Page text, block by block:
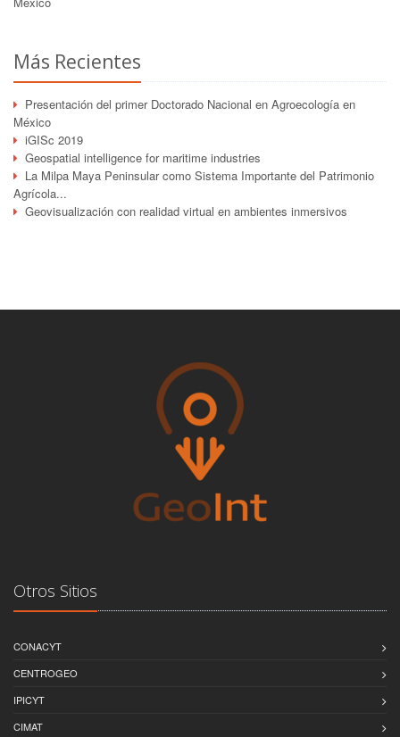
Más Recientes
Presentación del primer Doctorado Nacional en Agroecología en
México
iGISc 2019
Geospatial intelligence for maritime industries
La Milpa Maya Peninsular como Sistema Importante del Patrimonio
Agrícola...
Geovisualización con realidad virtual en ambientes inmersivos
Otros Sitios
CONACYT
CENTROGEO
IPICYT
CIMAT